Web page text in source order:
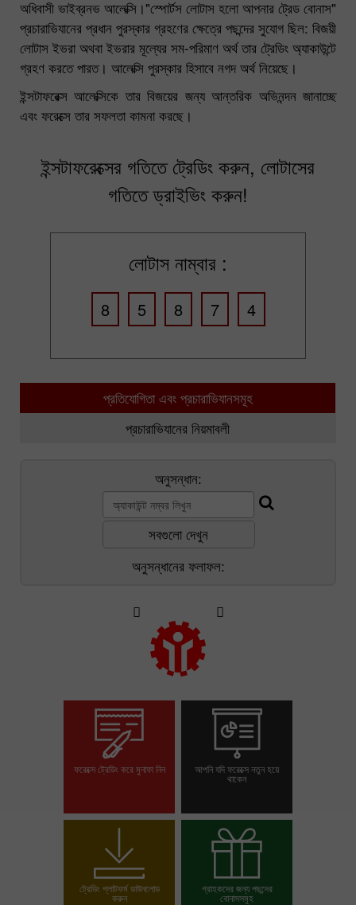
অধিবাসী ভাইব্রনভ আলেক্সি।"স্পোর্টস লোটাস হলো আপনার ট্রেড বোনাস"
প্রচারাভিযানের প্রধান পুরস্কার গ্রহণের ক্ষেত্রে পছন্দের সুযোগ ছিল: বিজয়ী
লোটাস ইভরা অথবা ইভরার মূল্যের সম-পরিমাণ অর্থ তার ট্রেডিং অ্যাকাউন্টে
গ্রহণ করতে পারত। আলেক্সি পুরস্কার হিসাবে নগদ অর্থ নিয়েছে।
ইন্সটাফরেক্স আলেক্সিকে তার বিজয়ের জন্য আন্তরিক অভিনন্দন জানাচ্ছে
এবং ফরেক্সে তার সফলতা কামনা করছে।
ইন্সটাফরেক্সের গতিতে ট্রেডিং করুন, লোটাসের
গতিতে ড্রাইভিং করুন!
লোটাস নাম্বার :
8 5 8 7 4
প্রতিযোগিতা এবং প্রচারাভিযানসমূহ
প্রচারাভিযানের নিয়মাবলী
অনুসন্ধান:
সবগুলো দেখুন
অনুসন্ধানের ফলাফল:
ফরেক্সে ট্রেডিং করে মুনাফা নিন আপনি যদি ফরেক্সে নতুন হয়ে
থাকেন
ডেমো অ্যাকাউন্ট খুলুন
ট্রেডিং প্লাটফর্ম ডাউনলোড
করুন
গ্রাহকদের জন্য পছন্দের
বোনাসসমুহ